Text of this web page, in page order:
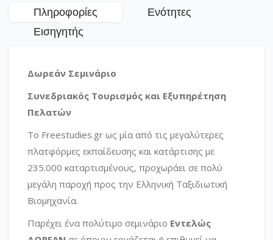
Πληροφορίες
Ενότητες
Εισηγητής
Δωρεάν Σεμινάριο
Συνεδριακός Τουρισμός και Εξυπηρέτηση
Πελατών
Το Freestudies.gr ως μία από τις μεγαλύτερες
πλατφόρμες εκπαίδευσης και κατάρτισης με
235.000 καταρτισμένους, προχωράει σε πολύ
μεγάλη παροχή προς την Ελληνική Ταξιδιωτική
Βιομηχανία.
Παρέχει ένα πολύτιμο σεμινάριο Εντελώς